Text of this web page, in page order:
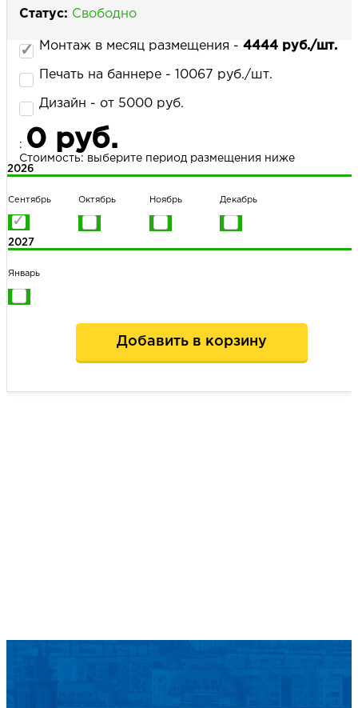
НАПИСАТЬ НАМ
Статус: Свободно
Монтаж в месяц размещения - 4444 руб./шт.
Печать на баннере - 10067 руб./шт.
Дизайн - от 5000 руб.
: 0 руб.
Стоимость: выберите период размещения ниже
2026
Сентябрь Октябрь Ноябрь Декабрь
2027
Январь
Добавить в корзину